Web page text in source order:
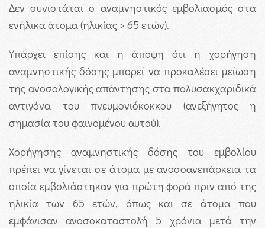
Δεν συνιστάται ο αναμνηστικός εμβολιασμός στα
ενήλικα άτομα (ηλικίας > 65 ετών).
Υπάρχει επίσης και η άποψη ότι η χορήγηση
αναμνηστικής δόσης μπορεί να προκαλέσει μείωση
της ανοσολογικής απάντησης στα πολυσακχαριδικά
αντιγόνα του πνευμονιόκοκκου (ανεξήγητος η
σημασία του φαινομένου αυτού).
Χορήγησης αναμνηστικής δόσης του εμβολίου
πρέπει να γίνεται σε άτομα με ανοσοανεπάρκεια τα
οποία εμβολιάστηκαν για πρώτη φορά πριν από της
ηλικία των 65 ετών, όπως και σε άτομα που
εμφάνισαν ανοσοκαταστολή 5 χρόνια μετά την